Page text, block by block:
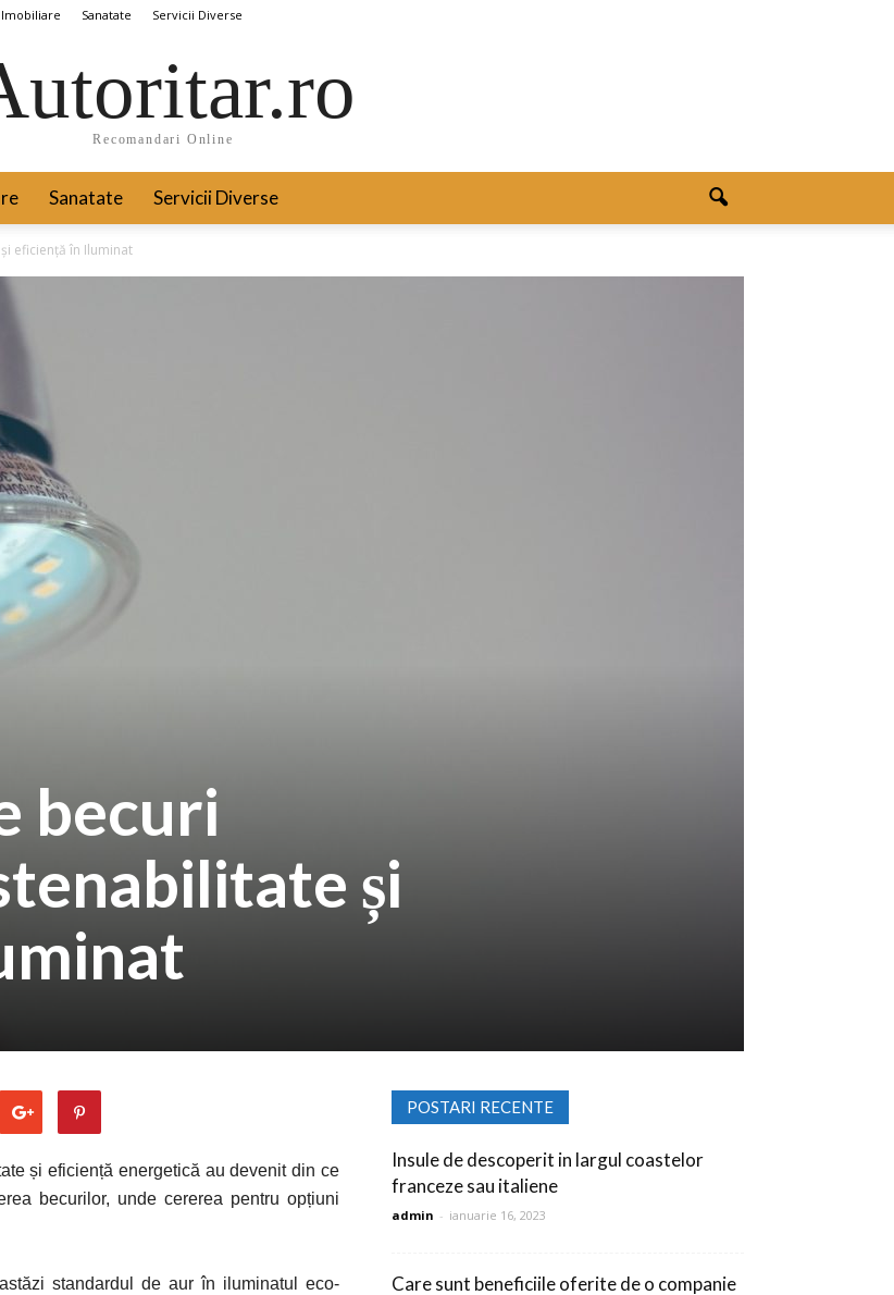
Imobiliare Sanatate Servicii Diverse
Recomandari Online
Sanatate Servicii Diverse
eficiență în Iluminat
becuri
și
și eficiență energetică au devenit din ce
becurilor, unde cererea pentru opțiuni
standardul de aur în iluminatul eco-
POSTARI RECENTE
Insule de descoperit in largul coastelor
franceze sau italiene
admin - ianuarie 16, 2023
Care sunt beneficiile oferite de o companie